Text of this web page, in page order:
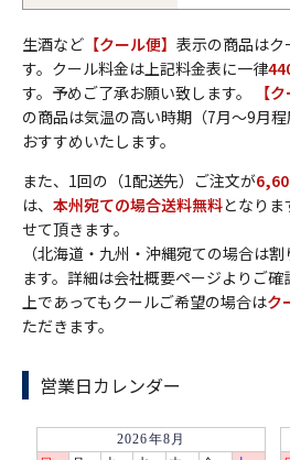
生酒など 【クール便】 表示の商品はク
す。クール料金は上記料金表に一律
す。予めご了承お願い致します。
【
の商品は気温の高い時期（7月～9月
おすすめいたします。
また、1回の（1配送先）ご注文が
は、 本州宛ての場合送料無料となり
せて頂きます。
（北海道・九州・沖縄宛ての場合は
ます。詳細は会社概要ページよりご
上であってもクールご希望の場合はク
ただきます。
営業日カレンダー